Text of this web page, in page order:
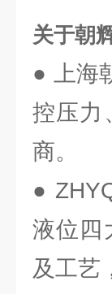
关于朝
● 上海
控压力
商。
●
液位四
及工艺